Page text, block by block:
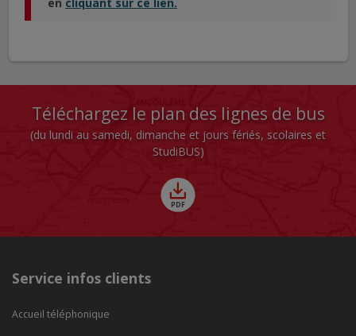
Téléchargez le plan des lignes de bus
(du lundi au samedi, dimanche et jours fériés, scolaires et
StudiBUS)
Service infos clients
Accueil téléphonique